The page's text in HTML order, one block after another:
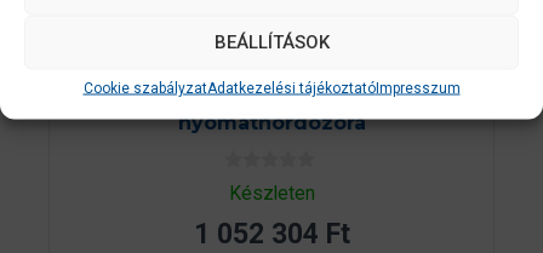
BEÁLLÍTÁSOK
Cookie szabályzatAdatkezelési tájékoztatóImpresszum
címkenyomtató leporelló
nyomathordozóra
0
a
5
Készleten
1 052 304 Ft